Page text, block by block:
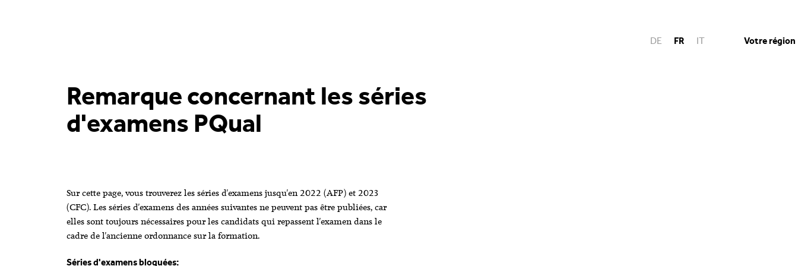
DE FR IT Votre région
Remarque concernant les séries
d'examens PQual
Sur cette page, vous trouverez les séries d'examens jusqu'en 2022 (AFP) et 2023
(CFC). Les séries d'examens des années suivantes ne peuvent pas être publiées, car
elles sont toujours nécessaires pour les candidats qui repassent l'examen dans le
cadre de l'ancienne ordonnance sur la formation.
Séries d'examens bloquées: